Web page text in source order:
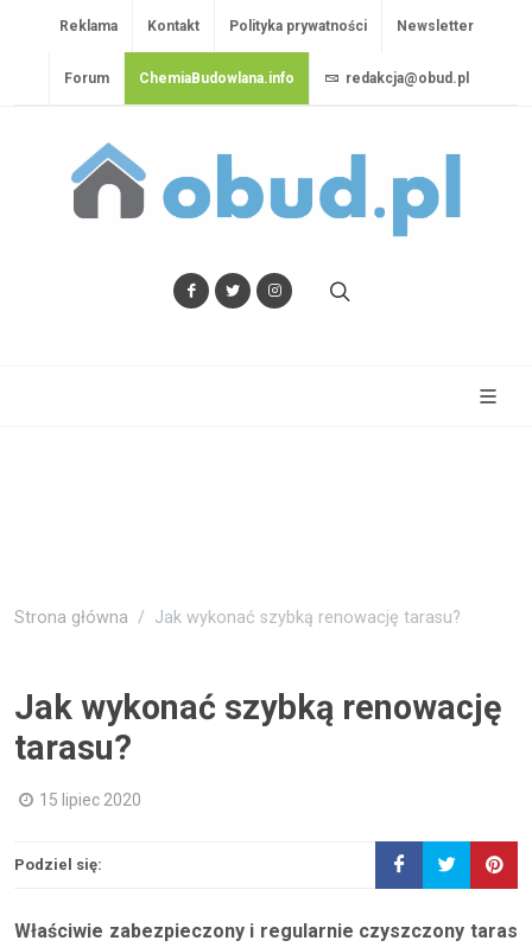
Reklama Kontakt Polityka prywatności Newsletter
Forum ChemiaBudowlana.info redakcja@obud.pl
Strona główna Jak wykonać szybką renowację tarasu?
Jak wykonać szybką renowację
tarasu?
15 lipiec 2020
Podziel się:
Właściwie zabezpieczony i regularnie czyszczony taras